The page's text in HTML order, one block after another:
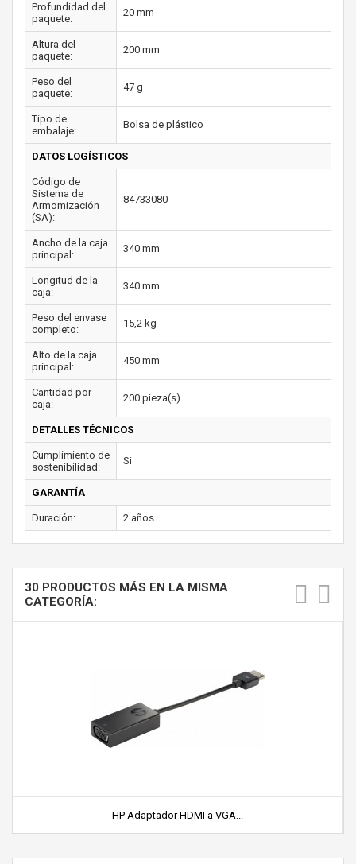
Profundidad del
paquete:
20 mm
Altura del
paquete:
200 mm
Peso del
paquete:
47 g
Tipo de
embalaje:
Bolsa de plástico
DATOS LOGÍSTICOS
Código de
Sistema de
Armomización
(SA):
84733080
Ancho de la caja
principal:
340 mm
Longitud de la
caja:
340 mm
Peso del envase
completo:
15,2 kg
Alto de la caja
principal:
450 mm
Cantidad por
caja:
200 pieza(s)
DETALLES TÉCNICOS
Cumplimiento de
sostenibilidad:
Si
GARANTÍA
Duración: 2 años
30 PRODUCTOS MÁS EN LA MISMA
CATEGORÍA:
HP Adaptador HDMI a VGA...